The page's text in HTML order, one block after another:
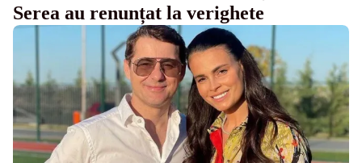
Serea au renunțat la verighete